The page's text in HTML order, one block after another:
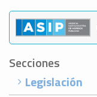
Secciones
Legislación